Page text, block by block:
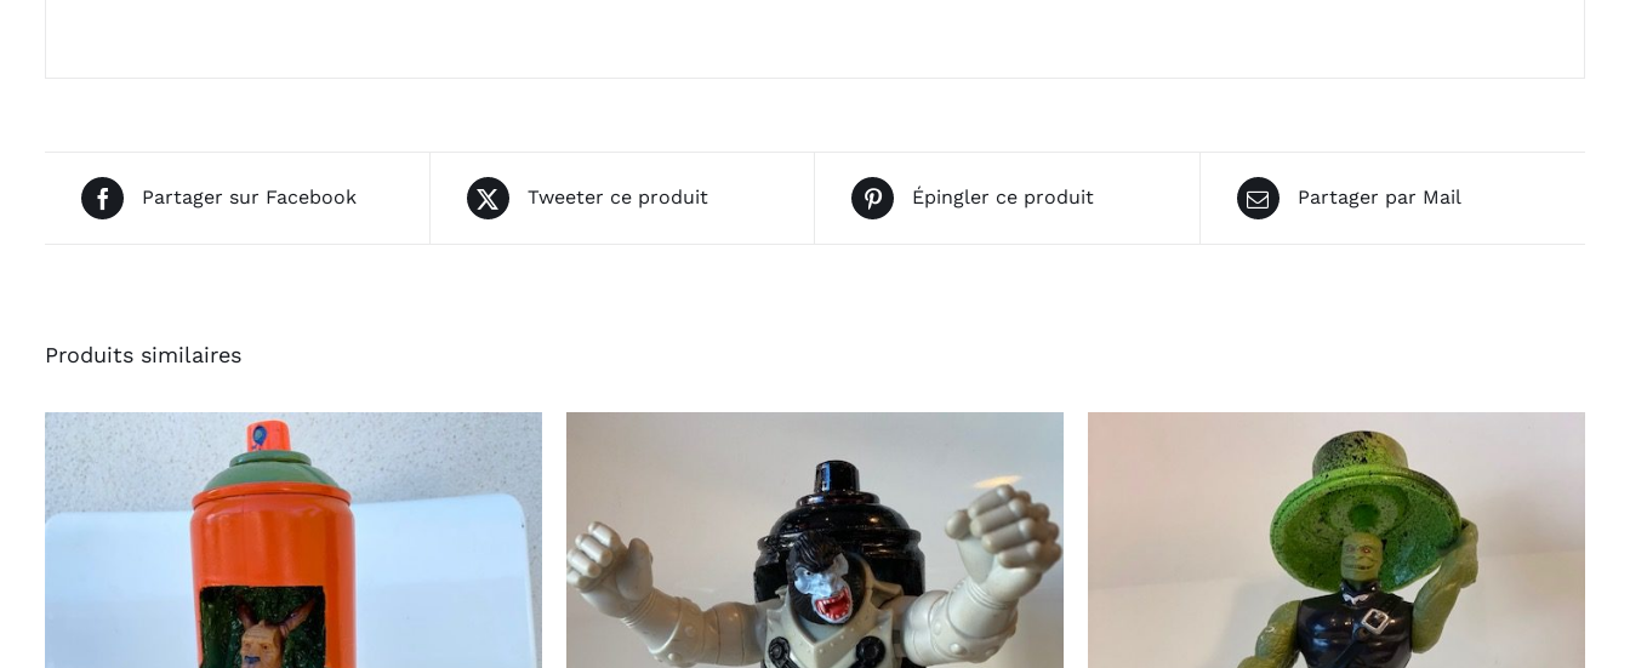
Partager sur Facebook Tweeter ce produit Épingler ce produit Partager par Mail
Produits similaires